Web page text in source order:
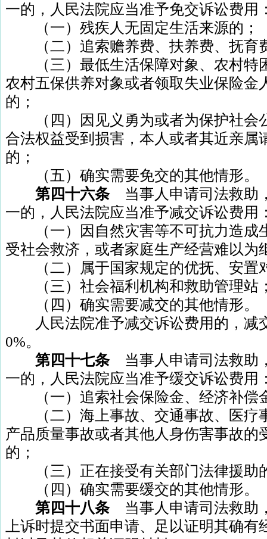
一的，人民法院应当准予免交诉讼费用
（一）残疾人无固定生活来源的；
（二）追索赡养费、扶养费、抚育
（三）最低生活保障对象、农村特
农村五保供养对象或者领取失业保险金
的；
（四）因见义勇为或者为保护社会
合法权益受到损害，本人或者其近亲属
的；
（五）确实需要免交的其他情形。
第四十六条当事人申请司法救助
一的，人民法院应当准予减交诉讼费用
（一）因自然灾害等不可抗力造成
受社会救济，或者家庭生产经营难以为
（二）属于国家规定的优抚、安置
（三）社会福利机构和救助管理站
（四）确实需要减交的其他情形。
人民法院准予减交诉讼费用的，减
0%。
第四十七条 当事人申请司法救助
一的，人民法院应当准予缓交诉讼费用
（一）追索社会保险金、经济补偿
（二）海上事故、交通事故、医疗
产品质量事故或者其他人身伤害事故的
的；
（三）正在接受有关部门法律援助
（四）确实需要缓交的其他情形。
第四十八条 当事人申请司法救助
上诉时提交书面申请、足以证明其确有